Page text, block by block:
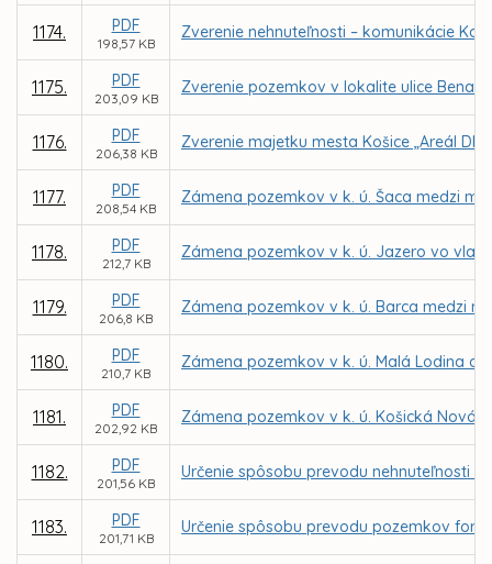
1174. PDF
198,57 KB
Zverenie nehnuteľnosti – komunikácie
1175. PDF
203,09 KB
Zverenie pozemkov v lokalite ulice
1176. PDF
206,38 KB
Zverenie majetku mesta Košice „Areál
1177. PDF
208,54 KB
Zámena pozemkov v k. ú. Šaca medzi
1178. PDF
212,7 KB
Zámena pozemkov v k. ú. Jazero vo
1179. PDF
206,8 KB
Zámena pozemkov v k. ú. Barca medzi
1180. PDF
210,7 KB
Zámena pozemkov v k. ú. Malá Lodina a
1181. PDF
202,92 KB
Zámena pozemkov v k. ú. Košická Nová
1182. PDF
201,56 KB
Určenie spôsobu prevodu nehnuteľnosti -
1183. PDF
201,71 KB
Určenie spôsobu prevodu pozemkov